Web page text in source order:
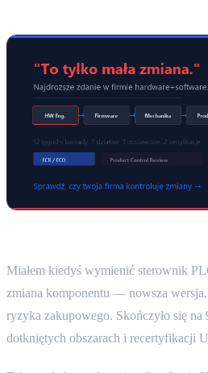
Miałem kiedyś wymienić sterownik
zmiana komponentu — nowsza wersja,
ryzyka zakupowego. Skończyło się na
dotkniętych obszarach i recertyfikacji